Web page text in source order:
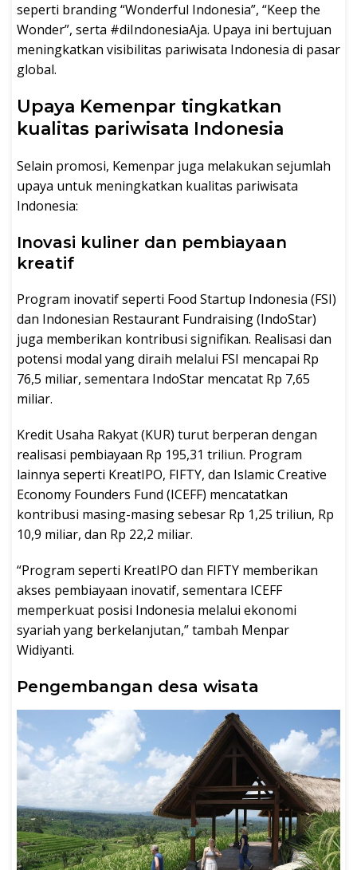
seperti branding “Wonderful Indonesia”, “Keep the
Wonder”, serta #diIndonesiaAja. Upaya ini bertujuan
meningkatkan visibilitas pariwisata Indonesia di pasar
global.
Upaya Kemenpar tingkatkan
kualitas pariwisata Indonesia
Selain promosi, Kemenpar juga melakukan sejumlah
upaya untuk meningkatkan kualitas pariwisata
Indonesia:
Inovasi kuliner dan pembiayaan
kreatif
Program inovatif seperti Food Startup Indonesia (FSI)
dan Indonesian Restaurant Fundraising (IndoStar)
juga memberikan kontribusi signifikan. Realisasi dan
potensi modal yang diraih melalui FSI mencapai Rp
76,5 miliar, sementara IndoStar mencatat Rp 7,65
miliar.
Kredit Usaha Rakyat (KUR) turut berperan dengan
realisasi pembiayaan Rp 195,31 triliun. Program
lainnya seperti KreatIPO, FIFTY, dan Islamic Creative
Economy Founders Fund (ICEFF) mencatatkan
kontribusi masing-masing sebesar Rp 1,25 triliun, Rp
10,9 miliar, dan Rp 22,2 miliar.
“Program seperti KreatIPO dan FIFTY memberikan
akses pembiayaan inovatif, sementara ICEFF
memperkuat posisi Indonesia melalui ekonomi
syariah yang berkelanjutan,” tambah Menpar
Widiyanti.
Pengembangan desa wisata